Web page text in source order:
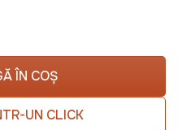
ÎN COȘ
UN CLICK